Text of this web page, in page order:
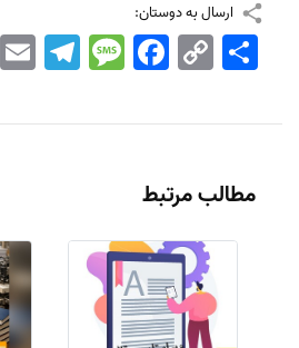
ارسال به دوستان:
EmailTelegramMessageFacebook Copy
Link
اشتراک
مطالب مرتبط